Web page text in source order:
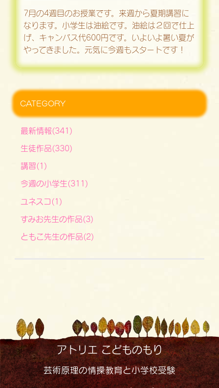
7月の4週目のお授業です。来週から夏期講習に
なります。小学生は油絵です。油絵は２回で仕上
げ、キャンバス代600円です。いよいよ暑い夏が
やってきました。元気に今週もスタートです！
CATEGORY
最新情報(341)
生徒作品(330)
講習(1)
今週の小学生(311)
ユネスコ(1)
すみお先生の作品(3)
ともこ先生の作品(2)
アトリエ こどものもり
芸術原理の情操教育と小学校受験